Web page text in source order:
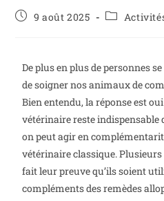
9 août 2025
De plus en plus de personnes
de soigner nos animaux de
Bien entendu, la réponse est
vétérinaire reste indispensable
on peut agir en
vétérinaire classique.
fait leur preuve qu’ils soient
compléments des remèdes